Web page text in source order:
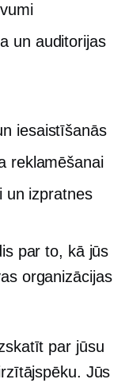
un auditorijas
iesaistīšanās
reklamēšanai
un izpratnes
par to, kā jūs
organizācijas
par jūsu
Jūs